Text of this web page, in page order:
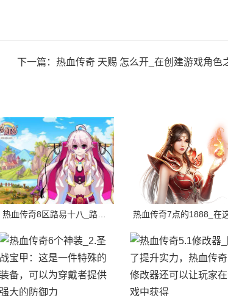
下一篇： 热血传奇 天赐 怎么开_在创建游戏角色之前，我们需要了解游戏的规则和流程，并
热血传奇8区路易十八_路易十八是法国历史上最著名的政治家之一，也是法国大革命时期